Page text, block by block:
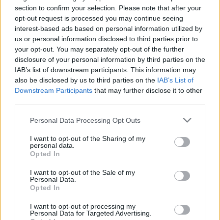
section to confirm your selection. Please note that after your
opt-out request is processed you may continue seeing
interest-based ads based on personal information utilized by
us or personal information disclosed to third parties prior to
your opt-out. You may separately opt-out of the further
disclosure of your personal information by third parties on the
IAB’s list of downstream participants. This information may
also be disclosed by us to third parties on the IAB’s List of
Downstream Participants that may further disclose it to other
Please note that this website/app uses one or more Google
not limited to your visit or usage behaviour. You may click to
grant or deny consent to Google and its third-party tags to
use your data for below specified purposes in below Google
consent section.
Personal Data Processing Opt Outs
I want to opt-out of the Sharing of my
personal data.
Opted In
I want to opt-out of the Sale of my
Personal Data.
Opted In
I want to opt-out of processing my
Personal Data for Targeted Advertising.
Allarme truffe a Berchidda, falsi incaricati
bussano alle porte
Notre-Dame de Paris conquista Olbia, la prima
al Molo Brin è un successo